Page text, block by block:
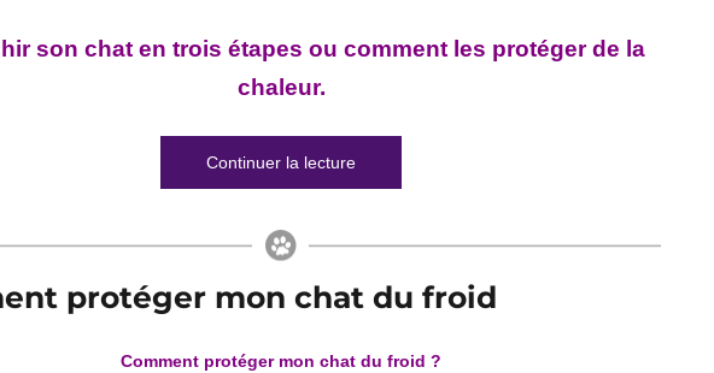
son chat en trois étapes ou comment les protéger de la
chaleur.
Continuer la lecturede « Comment rafraichir son chat »
protéger mon chat du froid
Comment protéger mon chat du froid ?